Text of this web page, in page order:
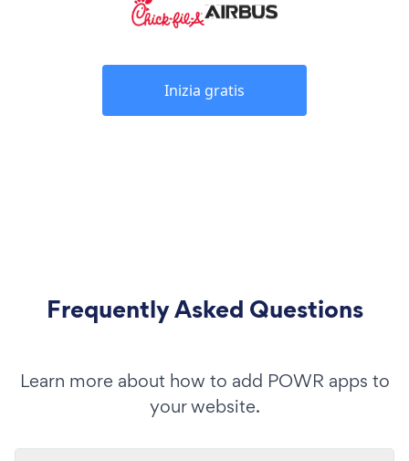
Inizia gratis
Frequently Asked Questions
Learn more about how to add POWR apps to
your website.